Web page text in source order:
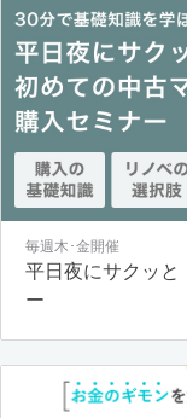
毎週木･金開催
平日夜にサクッと
ー